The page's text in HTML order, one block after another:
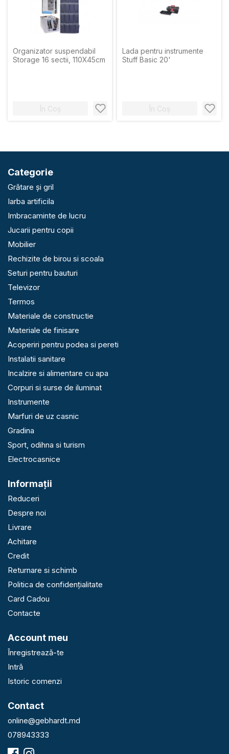
Organizator suspendabil
Storage 16 sectii, 110X45cm
În Coș
Lada pentru instrumente
Stuff Basic 20'
În Coș
Categorie
Grătare și gril
Iarba artificila
Imbracaminte de lucru
Jucarii pentru copii
Mobilier
Rechizite de birou si scoala
Seturi pentru bauturi
Televizor
Termos
Materiale de constructie
Materiale de finisare
Acoperiri pentru podea si pereti
Instalatii sanitare
Incalzire si alimentare cu apa
Corpuri si surse de iluminat
Instrumente
Marfuri de uz casnic
Gradina
Sport, odihna si turism
Electrocasnice
Informaţii
Reduceri
Despre noi
Livrare
Achitare
Credit
Returnare si schimb
Politica de confidențialitate
Card Cadou
Contacte
Account meu
Înregistrează-te
Intră
Istoric comenzi
Contact
online@gebhardt.md
078943333